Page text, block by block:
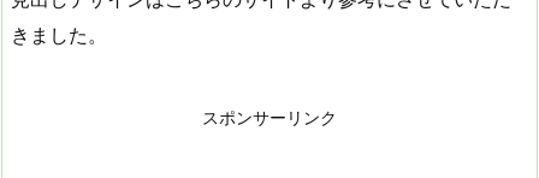
きました。
スポンサーリンク